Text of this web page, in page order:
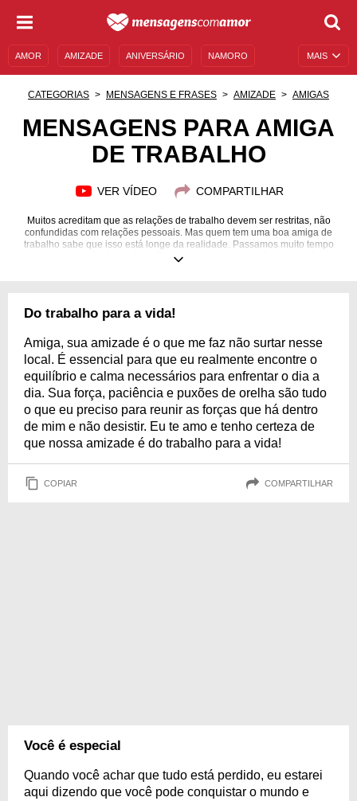
MAIS
AMOR AMIZADE ANIVERSÁRIO NAMORO
MENSAGENS E FRASES MENSAGENS DE ANIVERSÁRIO
CATEGORIAS MENSAGENS E FRASES AMIZADE AMIGAS
MENSAGENS PARA AMIGA
DE TRABALHO
VER VÍDEO COMPARTILHAR
Muitos acreditam que as relações de trabalho devem ser restritas, não
confundidas com relações pessoais. Mas quem tem uma boa amiga de
trabalho sabe que isso está longe da realidade. Passamos muito tempo
trabalhando, então é possível não se aproximar de alguém que está com
homenageie com estas lindas mensagens para amiga de trabalho!
Do trabalho para a vida!
Amiga, sua amizade é o que me faz não surtar nesse
local. É essencial para que eu realmente encontre o
equilíbrio e calma necessários para enfrentar o dia a
dia. Sua força, paciência e puxões de orelha são tudo
o que eu preciso para reunir as forças que há dentro
de mim e não desistir. Eu te amo e tenho certeza de
que nossa amizade é do trabalho para a vida!
COPIAR COMPARTILHAR
Você é especial
Quando você achar que tudo está perdido, eu estarei
aqui dizendo que você pode conquistar o mundo e